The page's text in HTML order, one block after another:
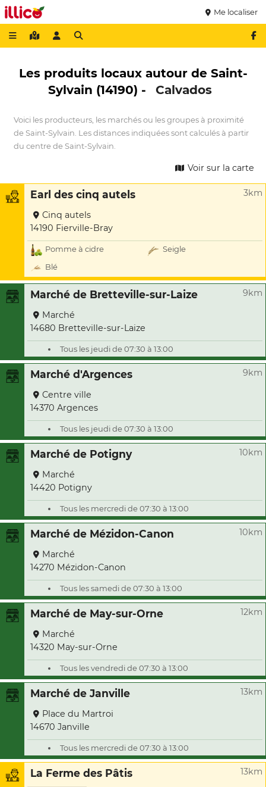
Me localiser
Les produits locaux autour de Saint-
Sylvain (14190) -
Calvados
Voici les producteurs, les marchés ou les groupes à proximité
de Saint-Sylvain. Les distances indiquées sont calculés à partir
du centre de Saint-Sylvain.
Voir sur la carte
Earl des cinq autels 3km
Cinq autels
14190 Fierville-Bray
Pomme à cidre
Seigle
Blé
Marché de Bretteville-sur-Laize 9km
Marché
14680 Bretteville-sur-Laize
Tous les jeudi de 07:30 à 13:00
Marché d'Argences 9km
Centre ville
14370 Argences
Tous les jeudi de 07:30 à 13:00
Marché de Potigny 10km
Marché
14420 Potigny
Tous les mercredi de 07:30 à 13:00
Marché de Mézidon-Canon 10km
Marché
14270 Mézidon-Canon
Tous les samedi de 07:30 à 13:00
Marché de May-sur-Orne 12km
Marché
14320 May-sur-Orne
Tous les vendredi de 07:30 à 13:00
Marché de Janville 13km
Place du Martroi
14670 Janville
Tous les mercredi de 07:30 à 13:00
La Ferme des Pâtis 13km